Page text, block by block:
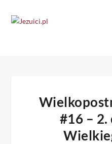
#16 –